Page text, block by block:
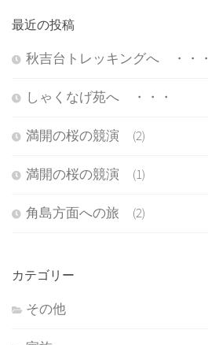
最近の投稿
秋吉台トレッキングへ ・・・
しゃくなげ苑へ ・・・
満開の桜の競演 (2)
満開の桜の競演 (1)
角島方面への旅 (2)
カテゴリー
その他